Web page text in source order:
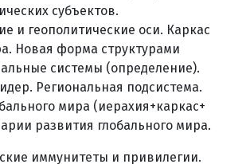
субъектов.
и геополитические оси. Каркас
Новая форма структурами
системы (определение).
Региональная подсистема.
мира (иерахия+каркас+
развития глобального мира.
иммунитеты и привилегии.